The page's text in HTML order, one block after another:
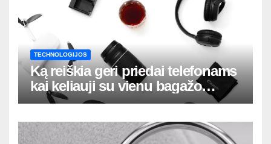
TECHNOLOGIJOS
Ką reiškia geri priedai telefonams
kai keliauji su vienu bagažo
krepšiu